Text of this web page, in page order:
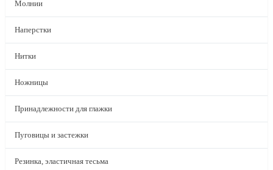
Молнии
Наперстки
Нитки
Ножницы
Принадлежности для глажки
Пуговицы и застежки
Резинка, эластичная тесьма